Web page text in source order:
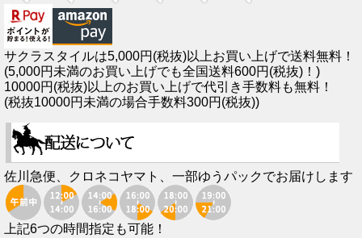
サクラスタイルは5,000円(税抜)以上お買い上げで送料無料！
(5,000円未満のお買い上げでも全国送料600円(税抜)！)
10000円(税抜)以上のお買い上げで代引き手数料も無料！
(税抜10000円未満の場合手数料300円(税抜))
佐川急便、クロネコヤマト、一部ゆうパックでお届けします
上記6つの時間指定も可能！